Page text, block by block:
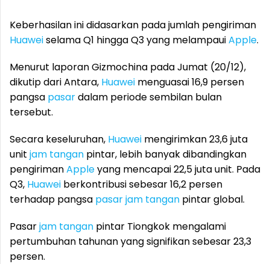
Keberhasilan ini didasarkan pada jumlah pengiriman
Huaweiselama Q1 hingga Q3 yang melampauiApple.
Menurut laporan Gizmochina pada Jumat (20/12),
dikutip dari Antara, Huawei menguasai 16,9 persen
pangsa pasardalam periode sembilan bulan
tersebut.
Secara keseluruhan, Huawei mengirimkan 23,6 juta
unit jam tangan pintar, lebih banyak dibandingkan
pengirimanAppleyang mencapai 22,5 juta unit. Pada
Q3, Huawei berkontribusi sebesar 16,2 persen
terhadap pangsa pasarjam tangan pintar global.
Pasarjam tangan pintar Tiongkok mengalami
pertumbuhan tahunan yang signifikan sebesar 23,3
persen.